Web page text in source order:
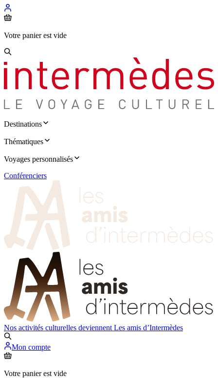
Votre panier est vide
Destinations
Thématiques
Voyages personnalisés
Conférenciers
Nos activités culturelles deviennent Les amis d’Intermèdes
Mon compte
Votre panier est vide